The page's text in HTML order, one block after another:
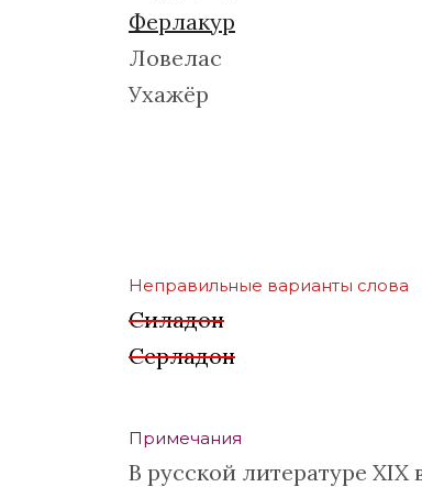
Ферлакур
Ловелас
Ухажёр
Неправильные варианты слова
Силадон
Серладон
Примечания
В русской литературе XIX